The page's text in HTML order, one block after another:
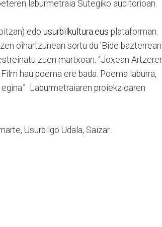
laburmetraia Sutegiko auditorioan.
edo usurbilkultura.eus plataforman.
oihartzunean sortu du 'Bide
zuen martxoan. “Joxean
hau poema ere bada. Poema laburra,
Laburmetraiaren proiekzioaren
Usurbilgo Udala, Saizar.